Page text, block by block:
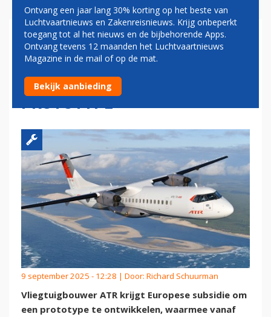
ATR PROFITEERT VAN
EUROPESE SUBSIDIE VOOR
HYBRIDE-ELEKTRISCH
PROTOTYPE
9 september 2025 - 12:28 | Door: Richard Schuurman
Vliegtuigbouwer ATR krijgt Europese subsidie om
een prototype te ontwikkelen, waarmee vanaf
Ontvang een jaar lang 30% korting op het beste van
Luchtvaartnieuws en Zakenreisnieuws. Krijg onbeperkt
toegang tot al het nieuws en de bijbehorende Apps.
Ontvang tevens 12 maanden het Luchtvaartnieuws
Magazine in de mail of op de mat.
Bekijk aanbieding